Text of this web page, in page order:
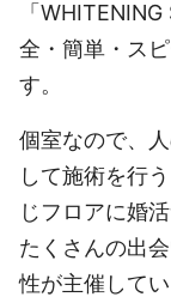
「
全・簡単・ス
す。
個室なので、
して施術を行
じフロアに婚
たくさんの出
性が主催して